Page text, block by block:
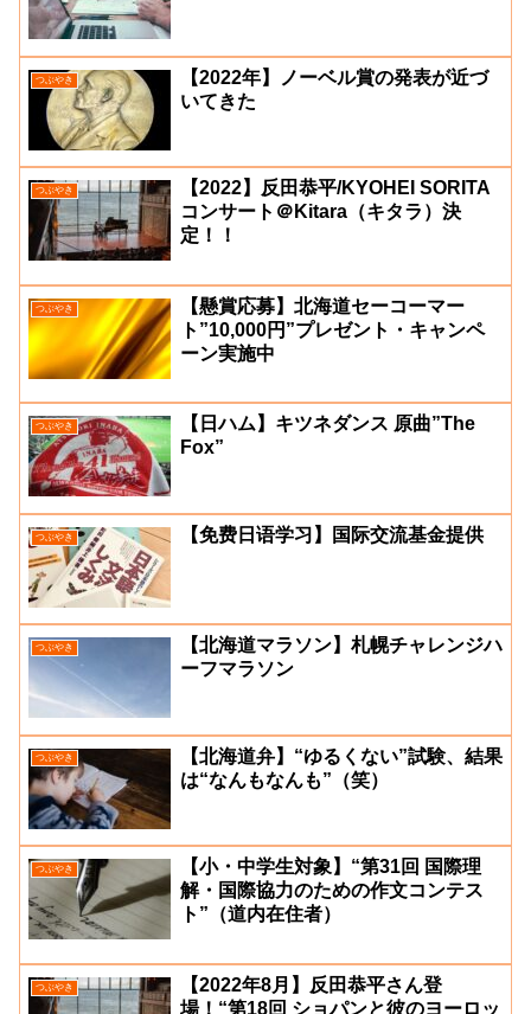
つぶやき
【2022年】ノーベル賞の発表が近づ
いてきた
つぶやき
【2022】反田恭平/KYOHEI SORITA
コンサート＠Kitara（キタラ）決
定！！
つぶやき
【懸賞応募】北海道セーコーマー
ト”10,000円”プレゼント・キャンペ
ーン実施中
つぶやき
【日ハム】キツネダンス 原曲”The
Fox”
つぶやき 【免费日语学习】国际交流基金提供
つぶやき
【北海道マラソン】札幌チャレンジハ
ーフマラソン
つぶやき
【北海道弁】“ゆるくない”試験、結果
は“なんもなんも”（笑）
つぶやき
【小・中学生対象】“第31回 国際理
解・国際協力のための作文コンテス
ト”（道内在住者）
つぶやき
【2022年8月】反田恭平さん登
場！“第18回 ショパンと彼のヨーロッ